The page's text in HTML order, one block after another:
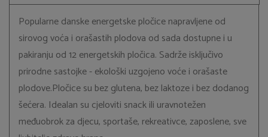
Popularne danske energetske pločice napravljene od
sirovog voća i orašastih plodova od sada dostupne i u
pakiranju od 12 energetskih pločica. Sadrže isključivo
prirodne sastojke - ekološki uzgojeno voće i orašaste
plodove.Pločice su bez glutena, bez laktoze i bez dodanog
šećera. Idealan su cjeloviti snack ili uravnotežen
međuobrok za djecu, sportaše, rekreativce, zaposlene, sve